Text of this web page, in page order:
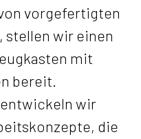
vorgefertigten
stellen wir einen
mit
bereit.
wir
die